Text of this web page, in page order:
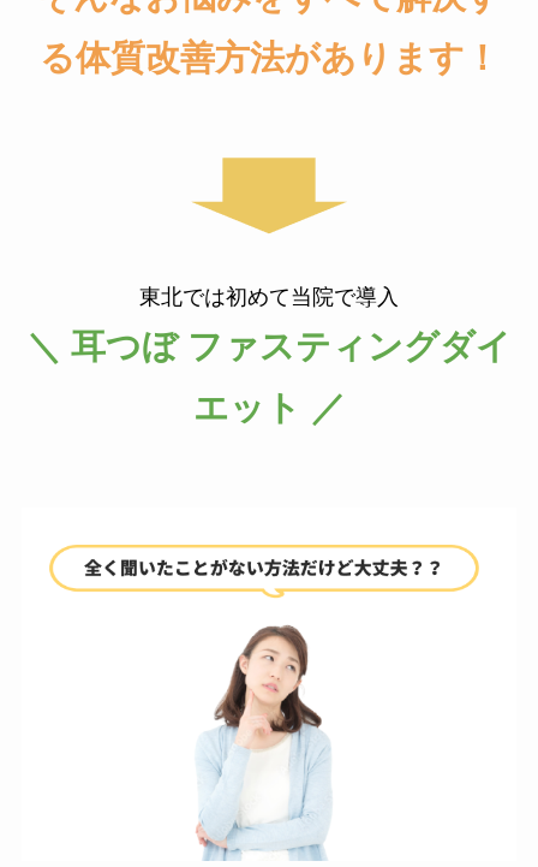
る体質改善方法があります！
東北では初めて当院で導入
＼ 耳つぼ ファスティングダイ
エット ／